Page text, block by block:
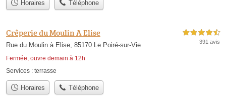
Horaires Téléphone
Crêperie du Moulin A Elise
Rue du Moulin à Elise, 85170 Le Poiré-sur-Vie
Fermée, ouvre demain à 12h
4,5 étoiles sur 5
391 avis
Services : terrasse
Horaires Téléphone